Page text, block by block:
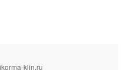
klin.ru